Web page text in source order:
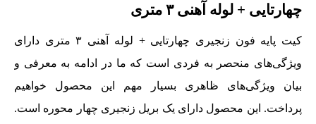
چهارتایی + لوله آهنی ٣ متری
کیت پایه فون زنجیری چهارتایی + لوله آهنی ٣ متری دارای
ویژگی‌های منحصر به فردی است که ما در ادامه به معرفی و
بیان ویژگی‌های ظاهری بسیار مهم این محصول خواهیم
پرداخت. این محصول دارای یک بریل زنجیری چهار محوره است.